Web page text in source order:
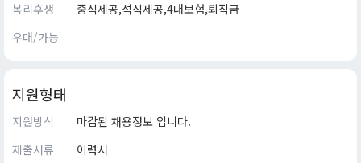
복리후생
중식제공,석식제공,4대보험,퇴직금
우대/가능
지원형태
지원방식
마감된 채용정보 입니다.
제출서류
이력서